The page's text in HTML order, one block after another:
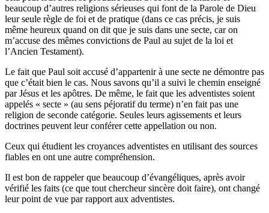
beaucoup d’autres religions sérieuses qui font de la Parole de Dieu
leur seule règle de foi et de pratique (dans ce cas précis, je suis
même heureux quand on dit que je suis dans une secte, car on
m’accuse des mêmes convictions de Paul au sujet de la loi et
l’Ancien Testament).
Le fait que Paul soit accusé d’appartenir à une secte ne démontre pas
que c’était bien le cas. Nous savons qu’il a suivi le chemin enseigné
par Jésus et les apôtres. De même, le fait que les adventistes soient
appelés « secte » (au sens péjoratif du terme) n’en fait pas une
religion de seconde catégorie. Seules leurs agissements et leurs
doctrines peuvent leur conférer cette appellation ou non.
Ceux qui étudient les croyances adventistes en utilisant des sources
fiables en ont une autre compréhension.
Il est bon de rappeler que beaucoup d’évangéliques, après avoir
vérifié les faits (ce que tout chercheur sincère doit faire), ont changé
leur point de vue par rapport aux adventistes.